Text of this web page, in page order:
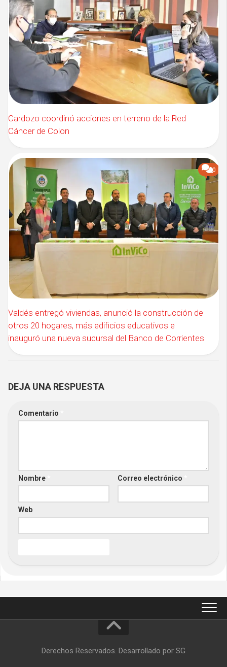
Cardozo coordinó acciones en terreno de la Red
Cáncer de Colon
0
Valdés entregó viviendas, anunció la construcción de
otros 20 hogares, más edificios educativos e
inauguró una nueva sucursal del Banco de Corrientes
DEJA UNA RESPUESTA
Comentario
Nombre Correo electrónico
Web
Derechos Reservados. Desarrollado por SG